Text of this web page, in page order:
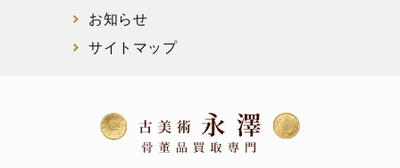
お知らせ
サイトマップ